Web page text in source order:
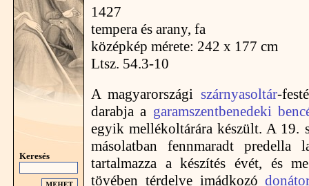
Keresés
1427
tempera és arany, fa
középkép mérete: 242 x 177 cm
Ltsz. 54.3-10
A magyarországi szárnyasoltár-
darabja a garamszentbenedeki
egyik mellékoltárára készült. A 19.
másolatban fennmaradt predella
tartalmazza a készítés évét, és
tövében térdelve imádkozó